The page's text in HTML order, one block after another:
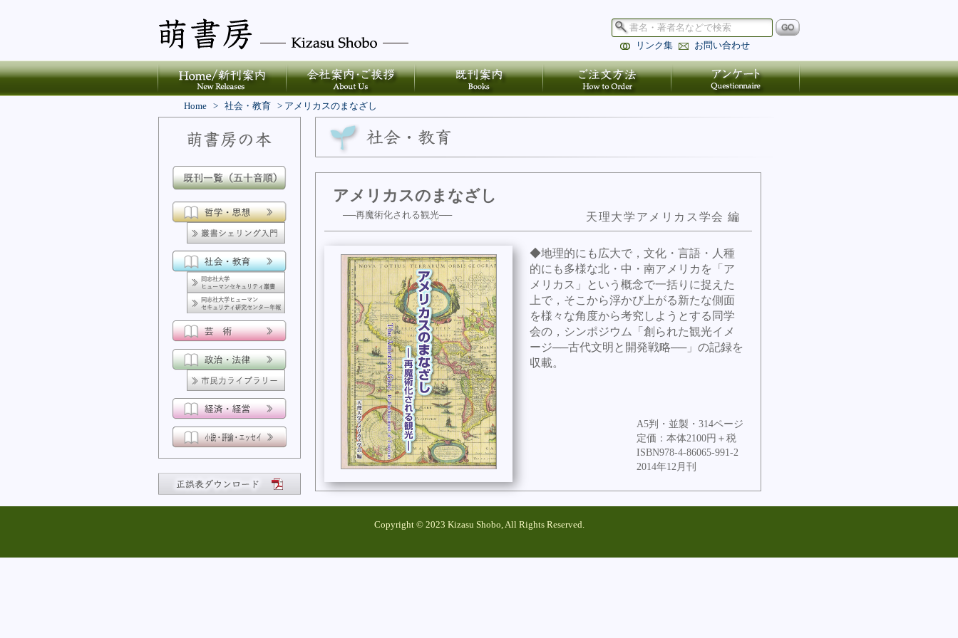
リンク集 お問い合わせ
Home > 社会・教育 > アメリカスのまなざし
アメリカスのまなざし
──再魔術化される観光── 天理大学アメリカス学会 編
◆地理的にも広大で，文化・言語・人種
的にも多様な北・中・南アメリカを「ア
メリカス」という概念で一括りに捉えた
上で，そこから浮かび上がる新たな側面
を様々な角度から考究しようとする同学
会の，シンポジウム「創られた観光イメ
ージ──古代文明と開発戦略──」の記録を
収載。
A5判・並製・314ページ
定価：本体2100円＋税
ISBN978-4-86065-991-2
2014年12月刊
Copyright © 2023 Kizasu Shobo, All Rights Reserved.